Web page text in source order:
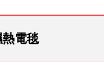
熱電毯